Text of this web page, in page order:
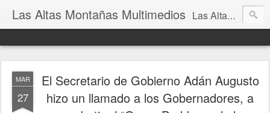
Las Altas Montañas Multimedios Las Altas Montañas Multimedios
MAR
27
El Secretario de Gobierno Adán Augusto
hizo un llamado a los Gobernadores, a